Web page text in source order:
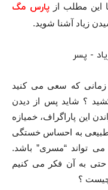
این مطلب ازپارس مگ
زیاد آشنا شوید.
زمانی که سعی می کنید
؟ شاید پس از دیدن
این پاراگراف، خمیازه
طبیعی به احساس خستگی
تواند “مسری” باشد.
حتی به آن فکر می کنیم
چیست ؟